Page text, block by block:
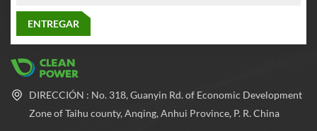
DIRECCIÓN : No. 318, Guanyin Rd. of Economic Development
Zone of Taihu county, Anqing, Anhui Province, P. R. China